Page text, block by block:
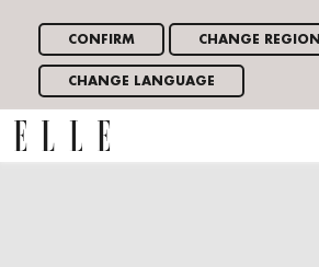
CONFIRM CHANGE REGION
CHANGE LANGUAGE